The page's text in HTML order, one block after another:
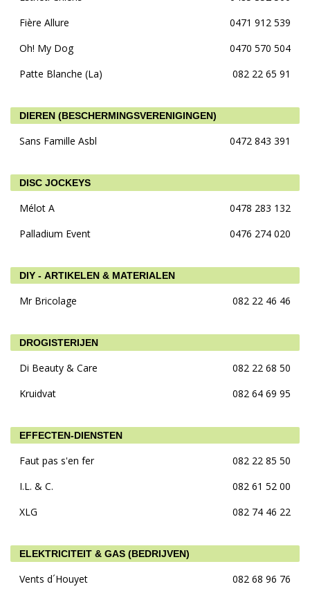
Fière Allure
0471 912 539
Oh! My Dog
0470 570 504
Patte Blanche (La)
082 22 65 91
DIEREN (BESCHERMINGSVERENIGINGEN)
Sans Famille Asbl 0472 843 391
DISC JOCKEYS
Mélot A
0478 283 132
Palladium Event
0476 274 020
DIY - ARTIKELEN & MATERIALEN
Mr Bricolage 082 22 46 46
DROGISTERIJEN
Di Beauty & Care
082 22 68 50
Kruidvat
082 64 69 95
EFFECTEN-DIENSTEN
Faut pas s'en fer
082 22 85 50
I.L. & C.
082 61 52 00
XLG
082 74 46 22
ELEKTRICITEIT & GAS (BEDRIJVEN)
Vents d´Houyet 082 68 96 76